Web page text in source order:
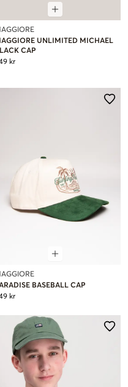
UNLIMITED MICHAEL
CAP
kr
BASEBALL CAP
kr